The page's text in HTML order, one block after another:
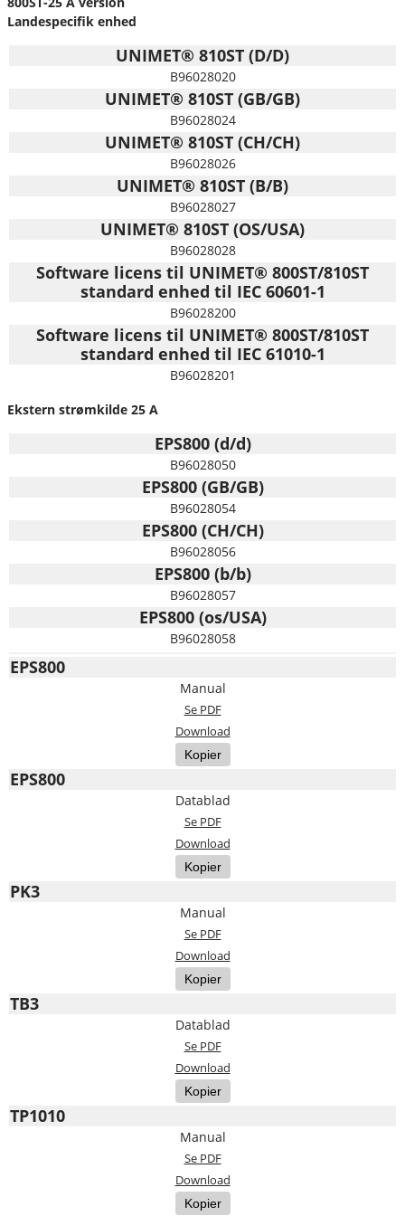
Landespecifik enhed
UNIMET® 810ST (D/D)
B96028020
UNIMET® 810ST (GB/GB)
B96028024
UNIMET® 810ST (CH/CH)
B96028026
UNIMET® 810ST (B/B)
B96028027
UNIMET® 810ST (OS/USA)
B96028028
Software licens til UNIMET® 800ST/810ST
standard enhed til IEC 60601-1
B96028200
Software licens til UNIMET® 800ST/810ST
standard enhed til IEC 61010-1
B96028201
Ekstern strømkilde 25 A
EPS800 (d/d)
B96028050
EPS800 (GB/GB)
B96028054
EPS800 (CH/CH)
B96028056
EPS800 (b/b)
B96028057
EPS800 (os/USA)
B96028058
EPS800
Manual
Se PDF
Download
Kopier
EPS800
Datablad
Se PDF
Download
Kopier
PK3
Manual
Se PDF
Download
Kopier
TB3
Datablad
Se PDF
Download
Kopier
TP1010
Manual
Se PDF
Download
Kopier